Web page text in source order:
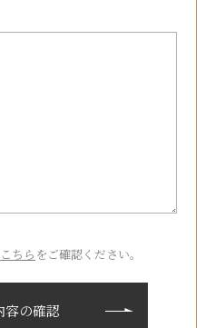
こちら をご確認ください。